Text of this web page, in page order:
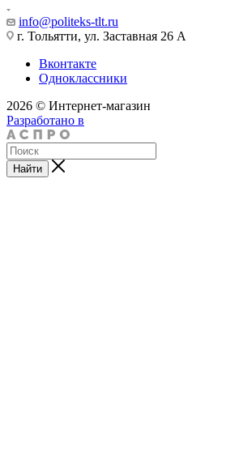
info@politeks-tlt.ru
г. Тольятти, ул. Заставная 26 А
Вконтакте
Одноклассники
2026 © Интернет-магазин
Разработано в
Найти